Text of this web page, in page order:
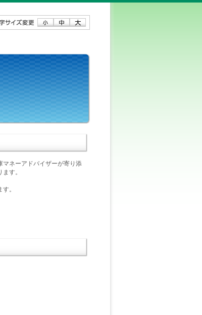
ネーアドバイザーが寄り添
す。
。